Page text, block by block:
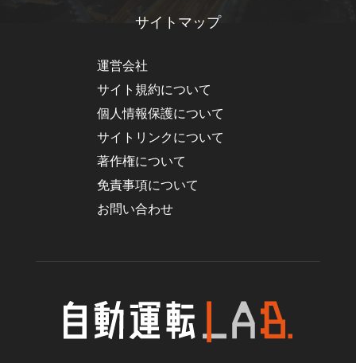
サイトマップ
運営会社
サイト規約について
個人情報保護について
サイトリンクについて
著作権について
免責事項について
お問い合わせ